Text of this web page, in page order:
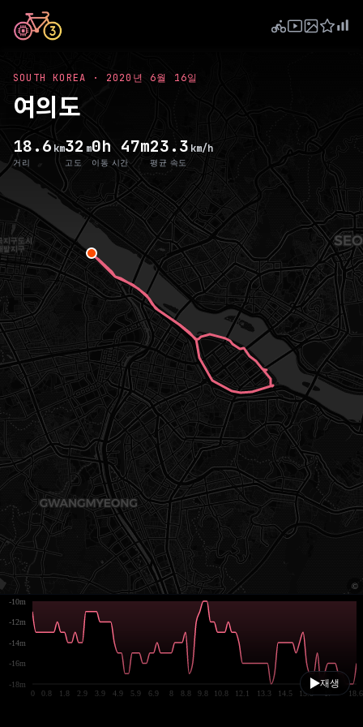
SOUTH KOREA · 2020년 6월 16일
여의도
18.6 km
거리
32 m
고도
0h 47m
이동 시간
23.3 km/h
평균 속도
재생
0 0.8 1.8 2.9 3.9 4.9 5.9 6.9 8 8.8 9.8 10.8 12.1 13.3 14.5 15.8 17 18.6
-18m
-16m
-14m
-12m
-10m